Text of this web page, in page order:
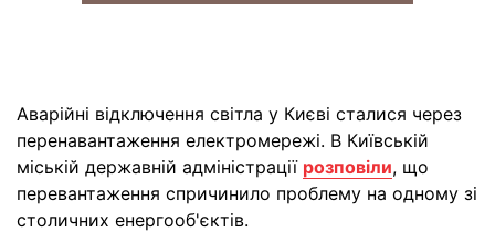
Аварійні відключення світла у Києві сталися через
перенавантаження електромережі. В Київській
міській державній адміністрації розповіли, що
перевантаження спричинило проблему на одному зі
столичних енергооб'єктів.